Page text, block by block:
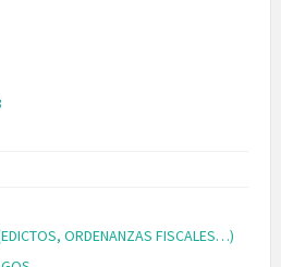
ORDENANZAS FISCALES…)